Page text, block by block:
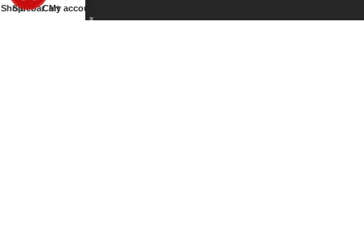
ShopSidebarCart
My account